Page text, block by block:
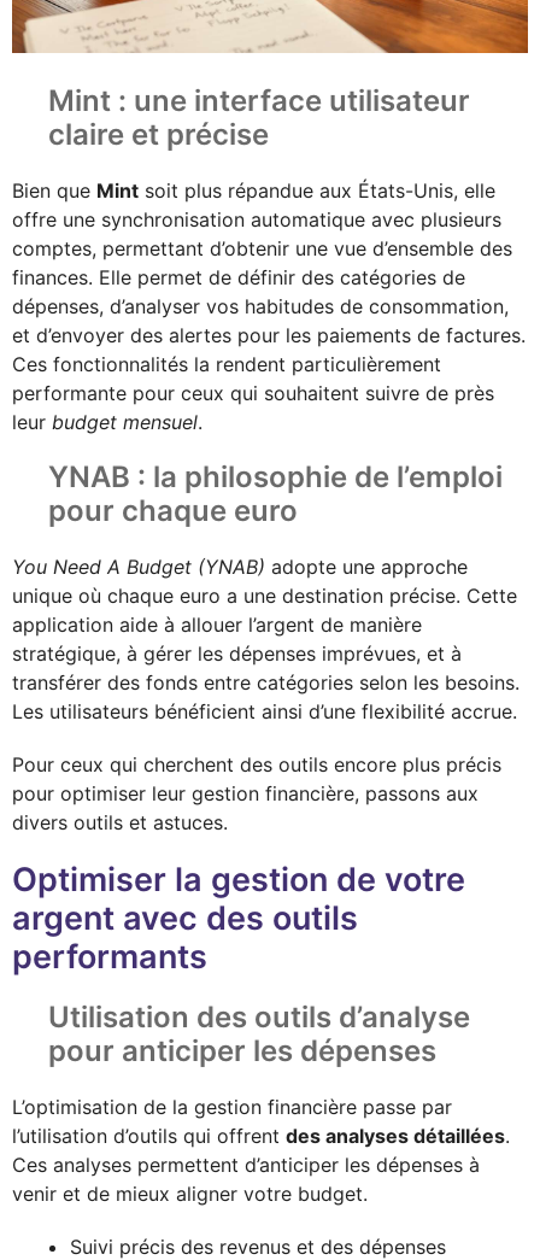
Mint : une interface utilisateur
claire et précise
Bien que Mint soit plus répandue aux États-Unis, elle
offre une synchronisation automatique avec plusieurs
comptes, permettant d’obtenir une vue d’ensemble des
finances. Elle permet de définir des catégories de
dépenses, d’analyser vos habitudes de consommation,
et d’envoyer des alertes pour les paiements de factures.
Ces fonctionnalités la rendent particulièrement
performante pour ceux qui souhaitent suivre de près
leur budget mensuel.
YNAB : la philosophie de l’emploi
pour chaque euro
You Need A Budget (YNAB) adopte une approche
unique où chaque euro a une destination précise. Cette
application aide à allouer l’argent de manière
stratégique, à gérer les dépenses imprévues, et à
transférer des fonds entre catégories selon les besoins.
Les utilisateurs bénéficient ainsi d’une flexibilité accrue.
Pour ceux qui cherchent des outils encore plus précis
pour optimiser leur gestion financière, passons aux
divers outils et astuces.
Optimiser la gestion de votre
argent avec des outils
performants
Utilisation des outils d’analyse
pour anticiper les dépenses
L’optimisation de la gestion financière passe par
l’utilisation d’outils qui offrent des analyses détaillées.
Ces analyses permettent d’anticiper les dépenses à
venir et de mieux aligner votre budget.
Suivi précis des revenus et des dépenses